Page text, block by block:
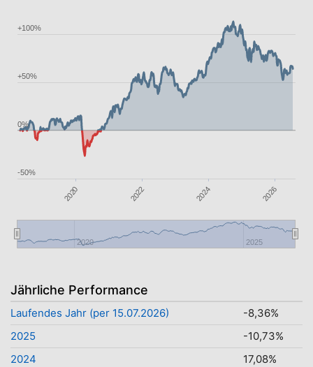
2020 2022 2024 2026
2020 2025
-50%
0%
+50%
+100%
Jährliche Performance
Laufendes Jahr (per 15.07.2026)
-8,36%
2025
-10,73%
2024
17,08%